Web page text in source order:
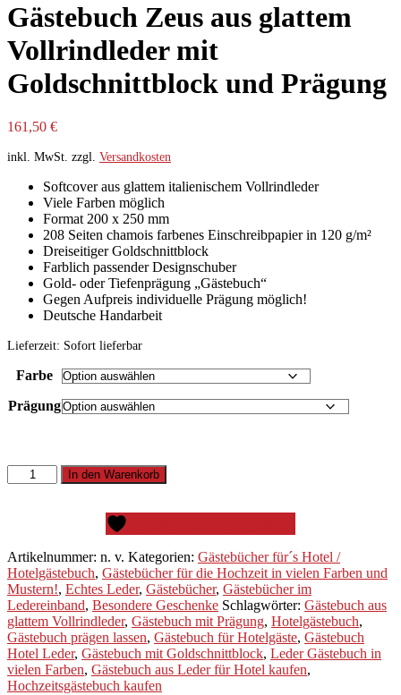
Gästebuch Zeus aus glattem
Vollrindleder mit
Goldschnittblock und Prägung
161,50 €
inkl. MwSt. zzgl. Versandkosten
Softcover aus glattem italienischem Vollrindleder
Viele Farben möglich
Format 200 x 250 mm
208 Seiten chamois farbenes Einschreibpapier in 120 g/m²
Dreiseitiger Goldschnittblock
Farblich passender Designschuber
Gold- oder Tiefenprägung „Gästebuch“
Gegen Aufpreis individuelle Prägung möglich!
Deutsche Handarbeit
Lieferzeit: Sofort lieferbar
Farbe
Prägung
Gästebuch
Zeus
mit
Goldschnittblock
und
Prägung
Menge
In den Warenkorb
Artikelnummer: n. v. Kategorien: Gästebücher für´s Hotel /
Hotelgästebuch, Gästebücher für die Hochzeit in vielen Farben und
Mustern!, Echtes Leder, Gästebücher, Gästebücher im
Ledereinband, Besondere Geschenke Schlagwörter: Gästebuch aus
glattem Vollrindleder, Gästebuch mit Prägung, Hotelgästebuch,
Gästebuch prägen lassen, Gästebuch für Hotelgäste, Gästebuch
Hotel Leder, Gästebuch mit Goldschnittblock, Leder Gästebuch in
vielen Farben, Gästebuch aus Leder für Hotel kaufen,
Hochzeitsgästebuch kaufen